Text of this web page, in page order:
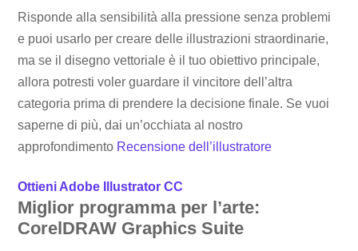
Risponde alla sensibilità alla pressione senza problemi
e puoi usarlo per creare delle illustrazioni straordinarie,
ma se il disegno vettoriale è il tuo obiettivo principale,
allora potresti voler guardare il vincitore dell’altra
categoria prima di prendere la decisione finale. Se vuoi
saperne di più, dai un’occhiata al nostro
approfondimento Recensione dell’illustratore
Ottieni Adobe Illustrator CC
Miglior programma per l’arte:
CorelDRAW Graphics Suite